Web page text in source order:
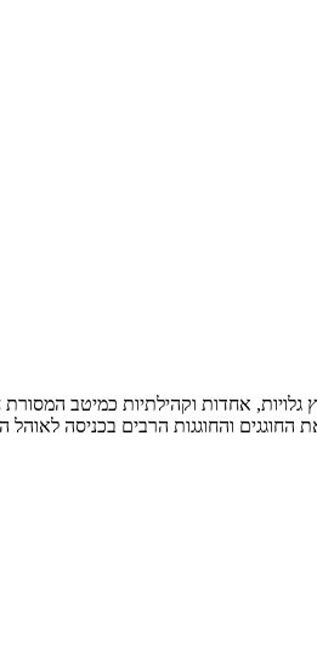
גלויות, אחדות וקהילתיות כמיטב
והחוגגות הרבים בכניסה